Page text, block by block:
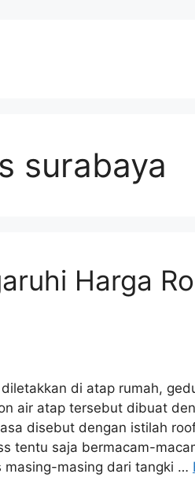
surabaya
Harga
di atap rumah,
air atap tersebut dibuat
disebut dengan istilah
tentu saja bermacam-
masing-masing dari tangki …